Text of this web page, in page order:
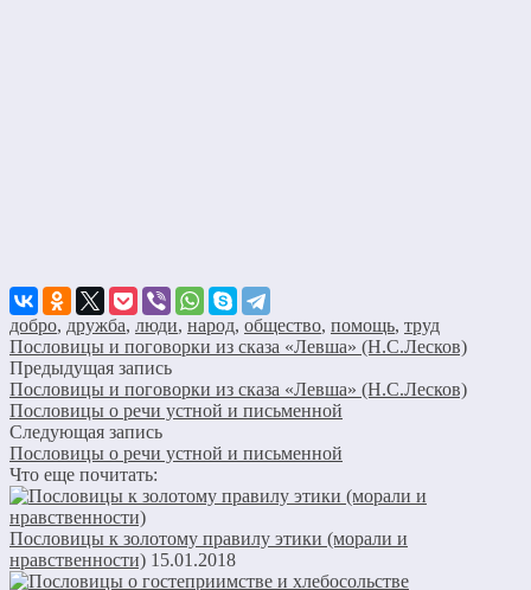
добро, дружба, люди, народ, общество, помощь, труд
Пословицы и поговорки из сказа «Левша» (Н.С.Лесков)
Предыдущая запись
Пословицы и поговорки из сказа «Левша» (Н.С.Лесков)
Пословицы о речи устной и письменной
Следующая запись
Пословицы о речи устной и письменной
Что еще почитать:
Пословицы к золотому правилу этики (морали и
нравственности) 15.01.2018